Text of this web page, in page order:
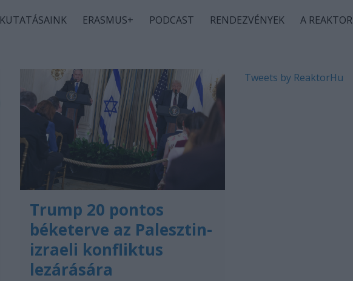
KUTATÁSAINK ERASMUS+ PODCAST RENDEZVÉNYEK A REAKTOR
Trump 20 pontos
béketerve az Palesztin-
izraeli konfliktus
lezárására
Tweets by ReaktorHu